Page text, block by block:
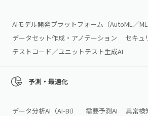
AIモデル開発プラットフォーム（AutoML／
データセット作成・アノテーション
セキュ
テストコード／ユニットテスト生成AI
予測・最適化
データ分析AI（AI‑BI） 需要予測AI
異常検